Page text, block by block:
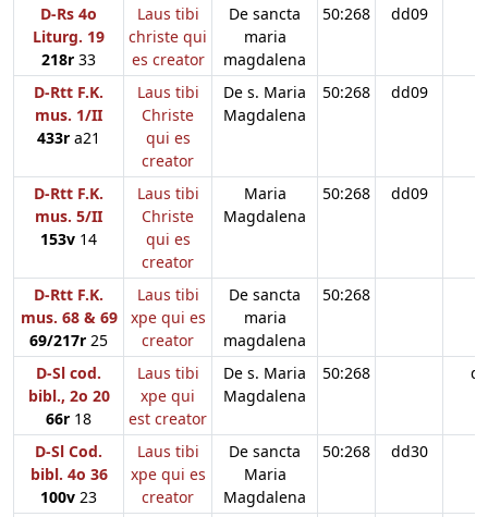
D-Rs 4o
Liturg. 19
218r 33
Laus tibi
christe qui
es creator
De sancta
maria
magdalena
50:268 dd09
D-Rtt F.K.
mus. 1/II
433r a21
Laus tibi
Christe
qui es
creator
De s. Maria
Magdalena
50:268 dd09
D-Rtt F.K.
mus. 5/II
153v 14
Laus tibi
Christe
qui es
creator
Maria
Magdalena
50:268 dd09
D-Rtt F.K.
mus. 68 & 69
69/217r 25
Laus tibi
xpe qui es
creator
De sancta
maria
magdalena
50:268
D-Sl cod.
bibl., 2o 20
66r 18
Laus tibi
xpe qui
est creator
De s. Maria
Magdalena
50:268
D-Sl Cod.
bibl. 4o 36
100v 23
Laus tibi
xpe qui es
creator
De sancta
Maria
Magdalena
50:268 dd30